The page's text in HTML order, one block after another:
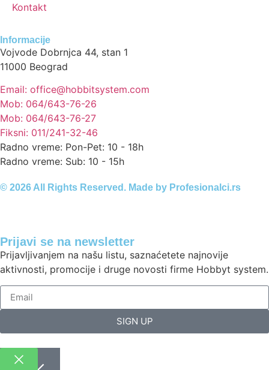
Kontakt
Informacije
Vojvode Dobrnjca 44, stan 1
11000 Beograd
Email: office@hobbitsystem.com
Mob: 064/643-76-26
Mob: 064/643-76-27
Fiksni: 011/241-32-46
Radno vreme: Pon-Pet: 10 - 18h
Radno vreme: Sub: 10 - 15h
© 2026 All Rights Reserved. Made by Profesionalci.rs
Prijavi se na newsletter
Prijavljivanjem na našu listu, saznaćetete najnovije
aktivnosti, promocije i druge novosti firme Hobbyt system.
SIGN UP